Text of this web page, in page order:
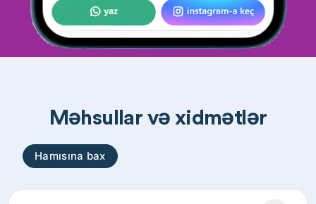
Məhsullar və xidmətlər
Hamısına bax